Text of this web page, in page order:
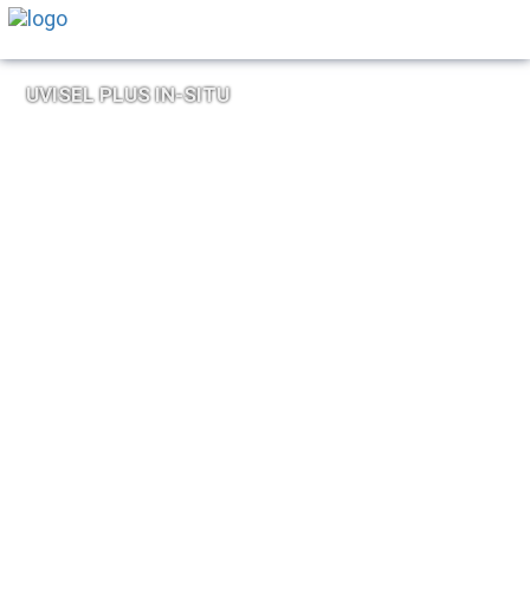
UVISEL PLUS IN-SITU